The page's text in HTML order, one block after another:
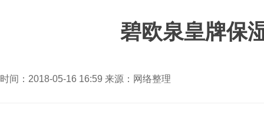
碧欧泉皇牌保
时间：2018-05-16 16:59 来源：网络整理